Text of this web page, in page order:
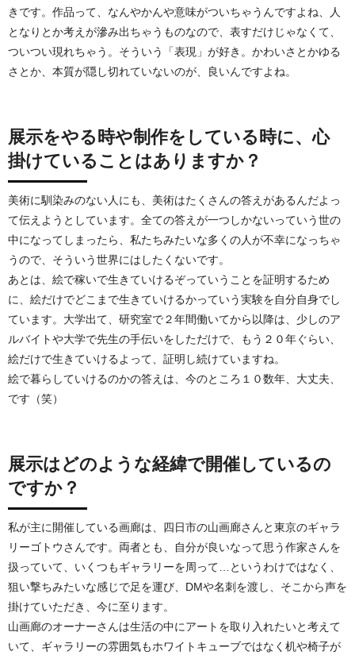
きです。作品って、なんやかんや意味がついちゃうんですよね、人
となりとか考えが滲み出ちゃうものなので、表すだけじゃなくて、
ついつい現れちゃう。そういう「表現」が好き。かわいさとかゆる
さとか、本質が隠し切れていないのが、良いんですよね。
展示をやる時や制作をしている時に、心
掛けていることはありますか？
美術に馴染みのない人にも、美術はたくさんの答えがあるんだよっ
て伝えようとしています。全ての答えが一つしかないっていう世の
中になってしまったら、私たちみたいな多くの人が不幸になっちゃ
うので、そういう世界にはしたくないです。
あとは、絵で稼いで生きていけるぞっていうことを証明するため
に、絵だけでどこまで生きていけるかっていう実験を自分自身でし
ています。大学出て、研究室で２年間働いてから以降は、少しのア
ルバイトや大学で先生の手伝いをしただけで、もう２０年ぐらい、
絵だけで生きていけるよって、証明し続けていますね。
絵で暮らしていけるのかの答えは、今のところ１０数年、大丈夫、
です（笑）
展示はどのような経緯で開催しているの
ですか？
私が主に開催している画廊は、四日市の山画廊さんと東京のギャラ
リーゴトウさんです。両者とも、自分が良いなって思う作家さんを
扱っていて、いくつもギャラリーを周って…というわけではなく、
狙い撃ちみたいな感じで足を運び、DMや名刺を渡し、そこから声を
掛けていただき、今に至ります。
山画廊のオーナーさんは生活の中にアートを取り入れたいと考えて
いて、ギャラリーの雰囲気もホワイトキューブではなく机や椅子が